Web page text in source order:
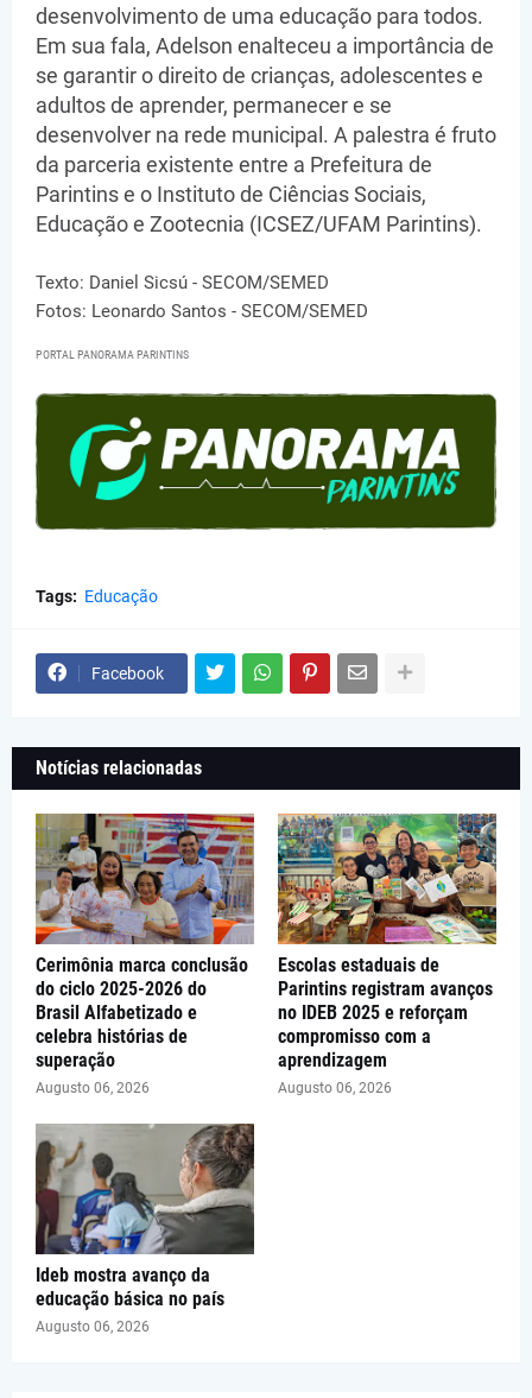
desenvolvimento de uma educação para todos.
Em sua fala, Adelson enalteceu a importância de
se garantir o direito de crianças, adolescentes e
adultos de aprender, permanecer e se
desenvolver na rede municipal. A palestra é fruto
da parceria existente entre a Prefeitura de
Parintins e o Instituto de Ciências Sociais,
Educação e Zootecnia (ICSEZ/UFAM Parintins).
Texto: Daniel Sicsú - SECOM/SEMED
Fotos: Leonardo Santos - SECOM/SEMED
PORTAL PANORAMA PARINTINS
Tags: Educação
Facebook
Notícias relacionadas
Cerimônia marca conclusão
do ciclo 2025-2026 do
Brasil Alfabetizado e
celebra histórias de
superação
Augusto 06, 2026
Escolas estaduais de
Parintins registram avanços
no IDEB 2025 e reforçam
compromisso com a
aprendizagem
Augusto 06, 2026
Ideb mostra avanço da
educação básica no país
Augusto 06, 2026